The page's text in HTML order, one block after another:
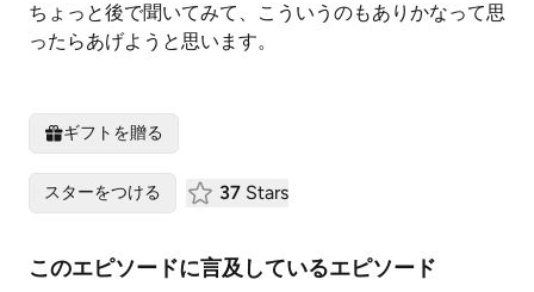
ちょっと後で聞いてみて、こういうのもありかなって思
ったらあげようと思います。
ギフトを贈る
スターをつける 37 Stars
このエピソードに言及しているエピソード